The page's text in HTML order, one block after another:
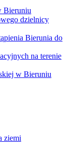
Bieruniu
dzielnicy
Bierunia do
na terenie
w Bieruniu
ziemi